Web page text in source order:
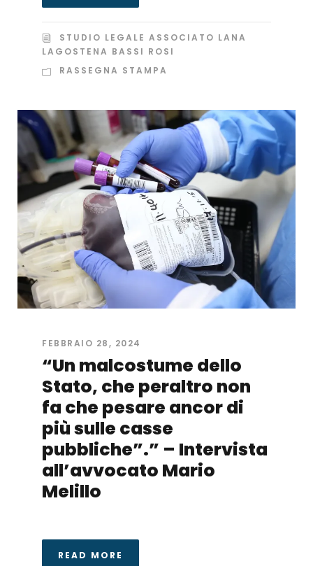
STUDIO LEGALE ASSOCIATO LANA
LAGOSTENA BASSI ROSI
RASSEGNA STAMPA
FEBBRAIO 28, 2024
“Un malcostume dello
Stato, che peraltro non
fa che pesare ancor di
più sulle casse
pubbliche”.” – Intervista
all’avvocato Mario
Melillo
READ MORE